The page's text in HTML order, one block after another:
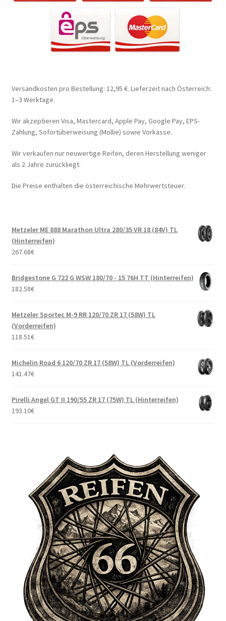
Versandkosten pro Bestellung: 12,95 €. Lieferzeit nach Österreich:
1–3 Werktage.
Wir akzeptieren Visa, Mastercard, Apple Pay, Google Pay, EPS-
Zahlung, Sofortüberweisung (Mollie) sowie Vorkasse.
Wir verkaufen nur neuwertige Reifen, deren Herstellung weniger
als 2 Jahre zurückliegt.
Die Preise enthalten die österreichische Mehrwertsteuer.
Metzeler ME 888 Marathon Ultra 280/35 VR 18 (84V) TL
(Hinterreifen)
267.68€
Bridgestone G 722 G WSW 180/70 - 15 76H TT (Hinterreifen)
182.58€
Metzeler Sportec M-9 RR 120/70 ZR 17 (58W) TL
(Vorderreifen)
118.51€
Michelin Road 6 120/70 ZR 17 (58W) TL (Vorderreifen)
141.47€
Pirelli Angel GT II 190/55 ZR 17 (75W) TL (Hinterreifen)
193.10€